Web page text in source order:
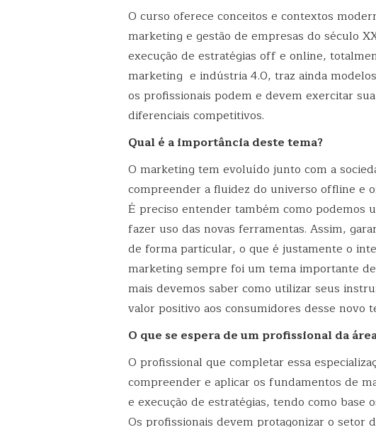
O curso oferece conceitos e contextos
marketing e gestão de empresas do século
execução de estratégias off e online,
marketing e indústria 4.0, traz ainda
os profissionais podem e devem exercitar
diferenciais competitivos.
Qual é a importância deste tema?
O marketing tem evoluído junto com a
compreender a fluidez do universo offline e
É preciso entender também como podemos
fazer uso das novas ferramentas. Assim,
de forma particular, o que é justamente o
marketing sempre foi um tema importante
mais devemos saber como utilizar seus
valor positivo aos consumidores desse novo
O que se espera de um profissional da
O profissional que completar essa
compreender e aplicar os fundamentos de
e execução de estratégias, tendo como base
Os profissionais devem protagonizar o setor